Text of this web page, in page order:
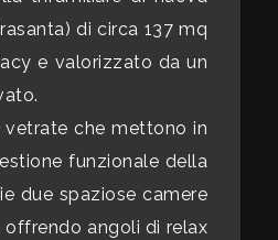
di circa 137 mq
e valorizzato da un
vetrate che mettono in
funzionale della
due spaziose camere
angoli di relax